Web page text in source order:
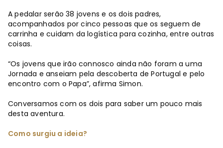
A pedalar serão 38 jovens e os dois padres,
acompanhados por cinco pessoas que os seguem de
carrinha e cuidam da logística para cozinha, entre outras
coisas.
“Os jovens que irão connosco ainda não foram a uma
Jornada e anseiam pela descoberta de Portugal e pelo
encontro com o Papa”, afirma Simon.
Conversamos com os dois para saber um pouco mais
desta aventura.
Como surgiu a ideia?